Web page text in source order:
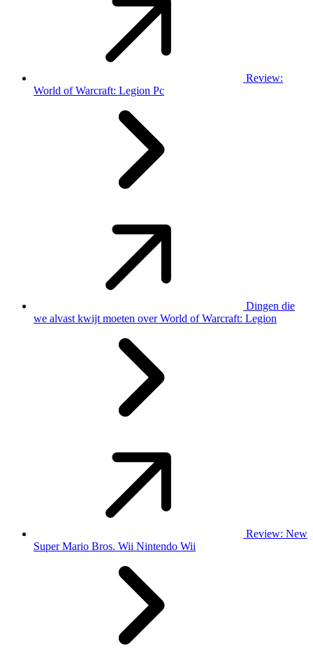
Review:
World of Warcraft: Legion Pc
Dingen die
we alvast kwijt moeten over World of Warcraft: Legion
Review: New
Super Mario Bros. Wii Nintendo Wii